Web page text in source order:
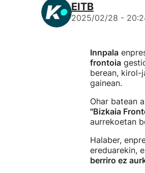
EITB
2025/02/28 -
Innpala
frontoia
berean, kirol-
gainean.
Ohar batean
"Bizkaia
aurrekoetan
Halaber,
ereduarekin,
berriro ez